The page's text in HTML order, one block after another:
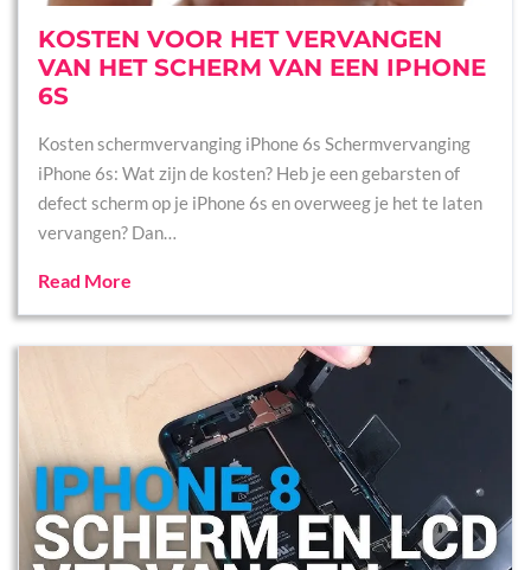
KOSTEN VOOR HET VERVANGEN
VAN HET SCHERM VAN EEN IPHONE
6S
Kosten schermvervanging iPhone 6s Schermvervanging
iPhone 6s: Wat zijn de kosten? Heb je een gebarsten of
defect scherm op je iPhone 6s en overweeg je het te laten
vervangen? Dan…
Read More